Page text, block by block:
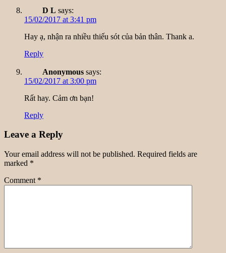
D L says:
15/02/2017 at 3:41 pm
Hay ạ, nhận ra nhiều thiếu sót của bản thân. Thank a.
Reply
Anonymous says:
15/02/2017 at 3:00 pm
Rất hay. Cảm ơn bạn!
Reply
Leave a Reply
Your email address will not be published. Required fields are
marked *
Comment *